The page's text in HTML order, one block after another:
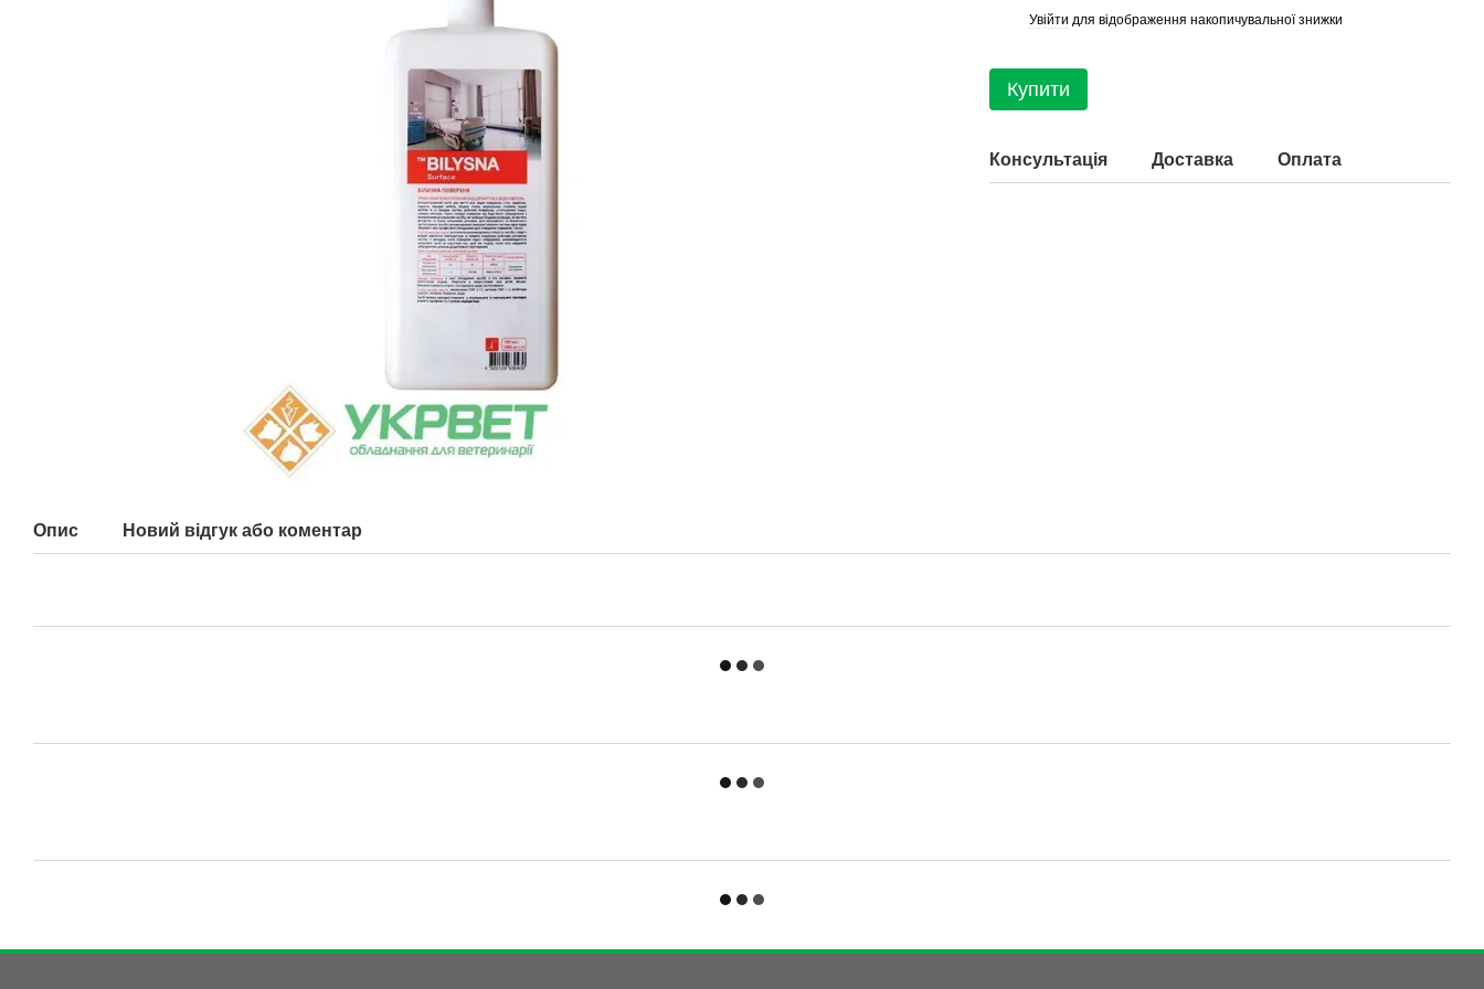
Увійти для відображення накопичувальної знижки
Купити
Консультація Доставка Оплата
Опис Новий відгук або коментар